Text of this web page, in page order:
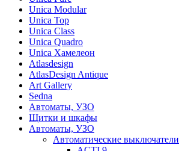
Unica Modular
Unica Top
Unica Class
Unica Quadro
Unica Хамелеон
Atlasdesign
AtlasDesign Antique
Art Gallery
Sedna
Автоматы, УЗО
Щитки и шкафы
Автоматы, УЗО
Автоматические выключатели